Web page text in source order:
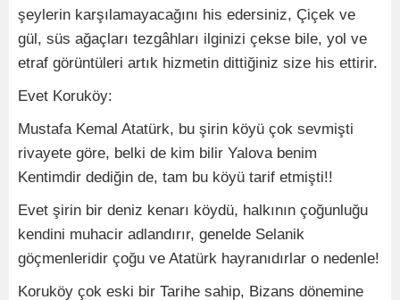
şeylerin karşılamayacağını his edersiniz, Çiçek ve
gül, süs ağaçları tezgâhları ilginizi çekse bile, yol ve
etraf görüntüleri artık hizmetin dittiğiniz size his ettirir.
Evet Koruköy:
Mustafa Kemal Atatürk, bu şirin köyü çok sevmişti
rivayete göre, belki de kim bilir Yalova benim
Kentimdir dediğin de, tam bu köyü tarif etmişti!!
Evet şirin bir deniz kenarı köydü, halkının çoğunluğu
kendini muhacir adlandırır, genelde Selanik
göçmenleridir çoğu ve Atatürk hayranıdırlar o nedenle!
Koruköy çok eski bir Tarihe sahip, Bizans dönemine